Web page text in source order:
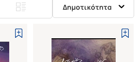
Δημοτικότητα